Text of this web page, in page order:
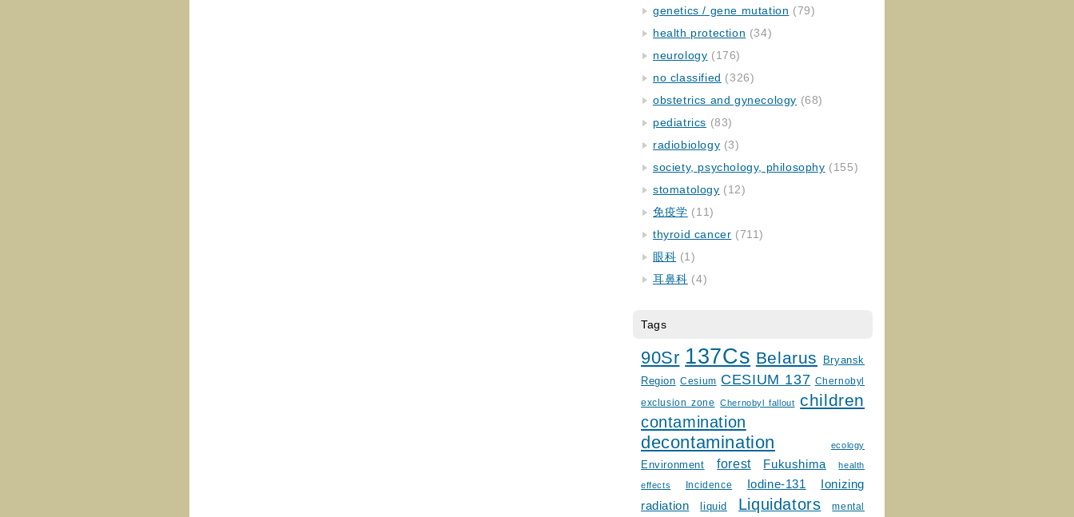
genetics / gene mutation (79)
health protection (34)
neurology (176)
no classified (326)
obstetrics and gynecology (68)
pediatrics (83)
radiobiology (3)
society, psychology, philosophy (155)
stomatology (12)
免疫学 (11)
thyroid cancer (711)
眼科 (1)
耳鼻科 (4)
Tags
90Sr 137Cs Belarus
Bryansk
Region Cesium CESIUM 137 Chernobyl
exclusion zone Chernobyl fallout children
contamination
decontamination ecology
Environment forest Fukushima health
effects Incidence Iodine-131
Ionizing
radiation
liquid Liquidators
mental